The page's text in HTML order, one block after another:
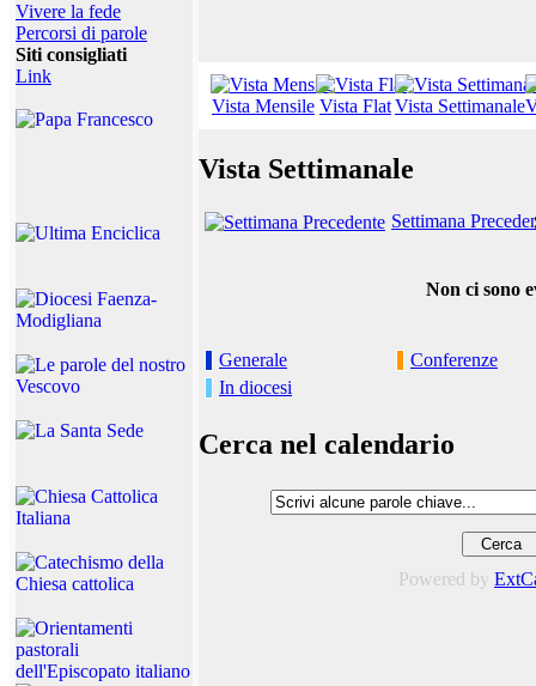
Vivere la fede
Percorsi di parole
Siti consigliati
Link
Vista Mensile Vista FlatVista Settimanale
Vista Settimanale
Settimana
Non ci sono
Generale
Conferenze
In diocesi
Cerca nel calendario
Powered by